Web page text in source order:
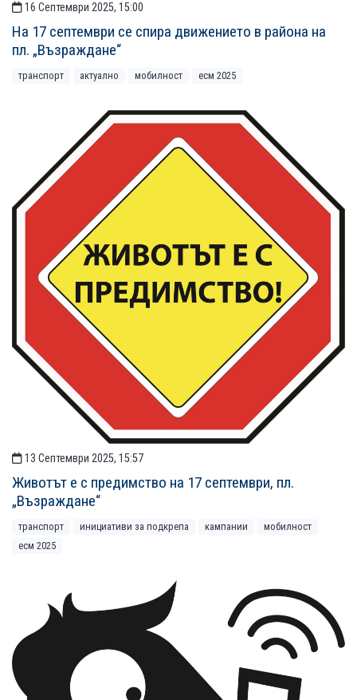
16 Септември 2025, 15:00
На 17 септември се спира движението в района на
пл. „Възраждане“
транспорт актуално мобилност есм 2025
13 Септември 2025, 15:57
Животът е с предимство на 17 септември, пл.
„Възраждане“
транспорт инициативи за подкрепа кампании
мобилност
есм 2025